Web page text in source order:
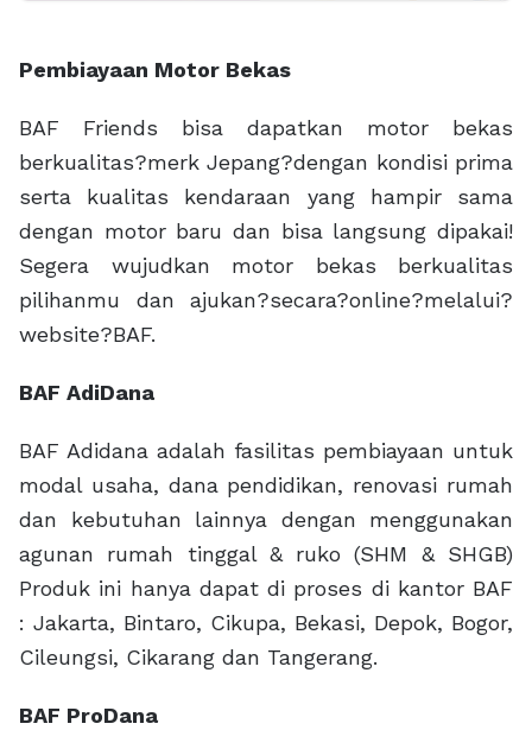
Pembiayaan Motor Bekas
BAF Friends bisa dapatkan motor bekas
berkualitas?merk Jepang?dengan kondisi prima
serta kualitas kendaraan yang hampir sama
dengan motor baru dan bisa langsung dipakai!
Segera wujudkan motor bekas berkualitas
pilihanmu dan ajukan?secara?online?melalui?
website?BAF.
BAF AdiDana
BAF Adidana adalah fasilitas pembiayaan untuk
modal usaha, dana pendidikan, renovasi rumah
dan kebutuhan lainnya dengan menggunakan
agunan rumah tinggal & ruko (SHM & SHGB)
Produk ini hanya dapat di proses di kantor BAF
: Jakarta, Bintaro, Cikupa, Bekasi, Depok, Bogor,
Cileungsi, Cikarang dan Tangerang.
BAF ProDana